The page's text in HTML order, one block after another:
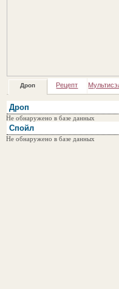
Дроп Рецепт
Дроп
Не обнаружено в базе данных
Спойл
Не обнаружено в базе данных